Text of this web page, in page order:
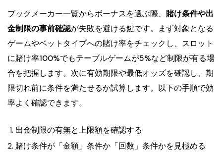
ブックメーカー一覧からボーナスを選ぶ際、 賭け条件や出
金制限の事前確認が失敗を避ける鍵です。まず対象となる
ゲームやベットタイプへの賭け率をチェックし、スロット
に賭け率100%でもテーブルゲームが5%など制限が有る場
合を把握します。次に有効期限や最低オッズを確認し、期
限切れ前に条件を満たせるか試算します。以下の手順で効
率よく確認できます。
出金制限の有無と上限額を確認する
賭け条件が「金額」条件か「回数」条件かを見極める